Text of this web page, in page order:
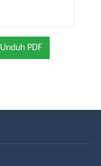
Unduh PDF